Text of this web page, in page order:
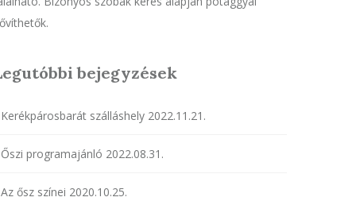
bejegyzések
Kerékpárosbarát szálláshely 2022.11.21.
Őszi programajánló 2022.08.31.
Az ősz színei 2020.10.25.